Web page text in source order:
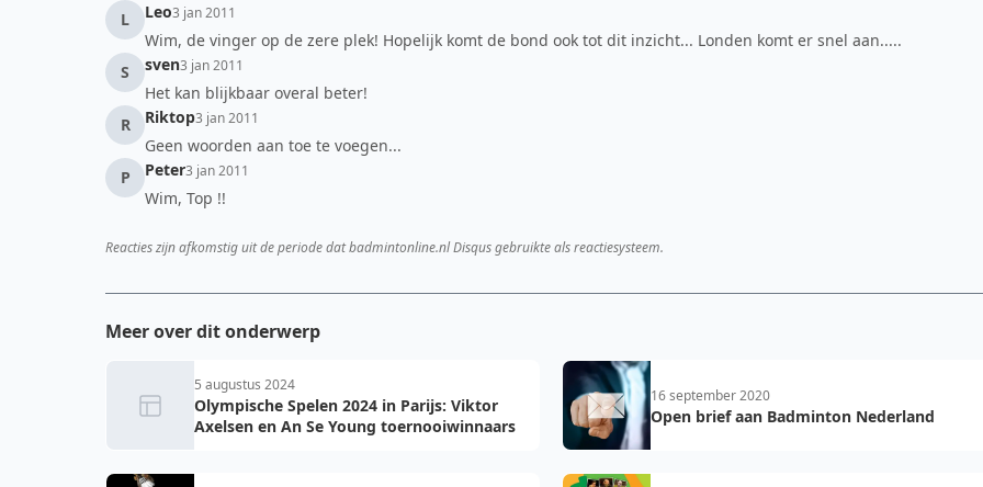
L
Leo3 jan 2011
Wim, de vinger op de zere plek! Hopelijk komt de bond ook tot dit inzicht... Londen komt er snel aan.....
S
sven3 jan 2011
Het kan blijkbaar overal beter!
R
Riktop3 jan 2011
Geen woorden aan toe te voegen...
P
Peter3 jan 2011
Wim, Top !!
Reacties zijn afkomstig uit de periode dat badmintonline.nl Disqus gebruikte als reactiesysteem.
Meer over dit onderwerp
5 augustus 2024
Olympische Spelen 2024 in Parijs: Viktor
Axelsen en An Se Young toernooiwinnaars
16 september 2020
Open brief aan Badminton Nederland